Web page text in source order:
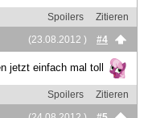
Spoilers
Zitieren
(23.08.2012 )
#4
jetzt einfach mal toll
Spoilers
Zitieren